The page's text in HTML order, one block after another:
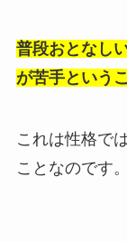
普段おとなし
が苦手という
これは性格で
ことなのです。